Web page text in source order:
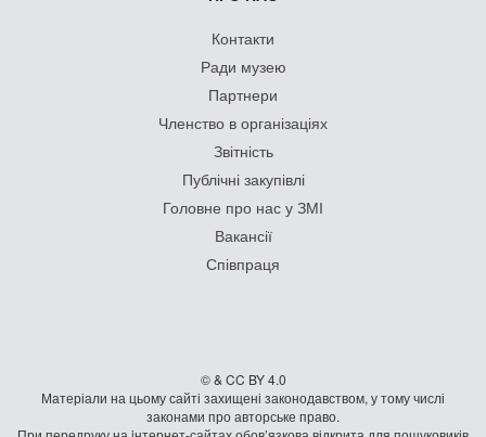
Контакти
Ради музею
Партнери
Членство в організаціях
Звітність
Публічні закупівлі
Головне про нас у ЗМІ
Вакансії
Співпраця
© & CC BY 4.0
Матеріали на цьому сайті захищені законодавством, у тому числі
законами про авторське право.